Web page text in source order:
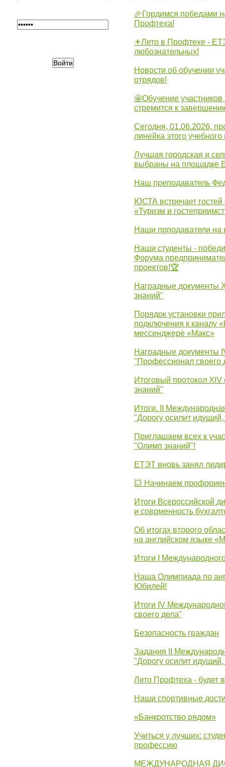
🎉Гордимся победами
Профтеха!
☀Лето в Профтехе -
любознательных!
Новости об обучении
отрядов!
🤩Обучение участников
стремится к
Сегодня, 01.06.2026,
линейка этого учебного
Лучшая городская и
выбраны на площадке
Наш преподаватель
ЮСТА встречает гостей
«Туризм и
Наши прподаватели
Наши студенты -
Форума
проектов!🏆
Наградные документы
знаний"
Порядок установки
подключения к каналу
мессенджере «Макс»
Наградные документы
"Профессионал своего
Итоговый протокол
знаний"
Итоги. II
"Дорогу осилит
Приглашаем всех к
"Олимп знаний"!
ЕТЭТ вновь занял
💥 Начинаем
Итоги Всероссийской
и соврменность
Об итогах второго
на английском языке
Итоги I
Наша Олимпиада по
Юбилей!
Итоги IV
своего дела"
Безопасность граждан
Задания II
"Дорогу осилит
Лето Профтеха - будет
Наши спортивные
«Банкротство рядом»
Учиться у лучших:
профессию
МЕЖДУНАРОДНАЯ